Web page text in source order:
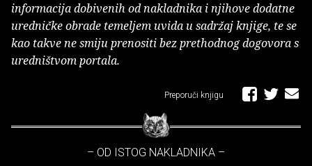
informacija dobivenih od nakladnika i njihove dodatne
uredničke obrade temeljem uvida u sadržaj knjige, te se
kao takve ne smiju prenositi bez prethodnog dogovora s
uredništvom portala.
Preporuči knjigu
– OD ISTOG NAKLADNIKA –